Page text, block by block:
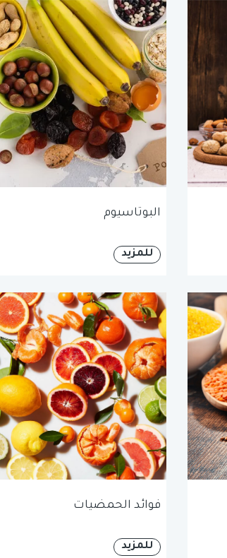
البوتاسيوم
للمزيد
فوائد الحمضيات
للمزيد